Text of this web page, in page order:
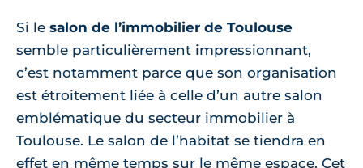
Si le salon de l’immobilier de Toulouse
semble particulièrement impressionnant,
c’est notamment parce que son organisation
est étroitement liée à celle d’un autre salon
emblématique du secteur immobilier à
Toulouse. Le salon de l’habitat se tiendra en
effet en même temps sur le même espace. Cet